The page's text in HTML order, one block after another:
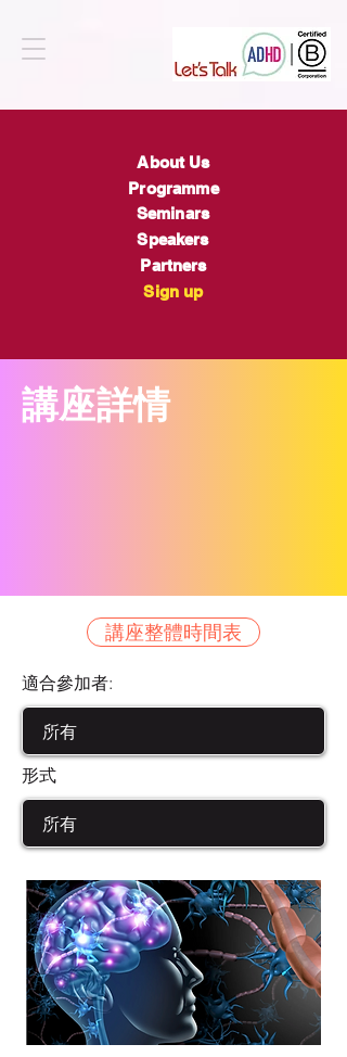
About Us
Programme
Seminars
Speakers
Partners
Sign up
​講座詳情
講座整體時間表
適合參加者:
形式